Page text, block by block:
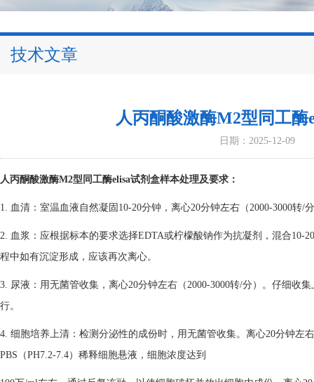
技术文章
人丙酮酸激酶M2型同工
日期：2025-12-09
人丙酮酸激酶M2型同工酶elisa试剂盒样本处理及要求：
1. 血清：室温血液自然凝固10-20分钟，离心20分钟左右（2000-3000转
2. 血浆：应根据标本的要求选择EDTA或柠檬酸钠作为抗凝剂，混合10-
程中如有沉淀形成，应该再次离心。
3. 尿液：用无菌管收集，离心20分钟左右（2000-3000转/分）。仔细收
行。
4. 细胞培养上清：检测分泌性的成份时，用无菌管收集。离心20分钟左
PBS（PH7.2-7.4）稀释细胞悬液，细胞浓度达到